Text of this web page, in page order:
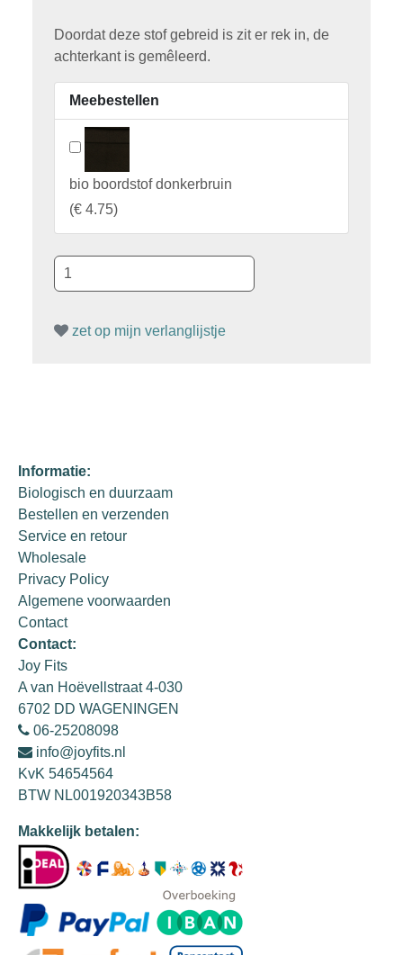
Doordat deze stof gebreid is zit er rek in, de
achterkant is gemêleerd.
Meebestellen
bio boordstof donkerbruin
(€ 4.75)
zet op mijn verlanglijstje
Informatie:
Biologisch en duurzaam
Bestellen en verzenden
Service en retour
Wholesale
Privacy Policy
Algemene voorwaarden
Contact
Contact:
Joy Fits
A van Hoëvellstraat 4-030
6702 DD WAGENINGEN
06-25208098
info@joyfits.nl
KvK 54654564
BTW NL001920343B58
Makkelijk betalen: